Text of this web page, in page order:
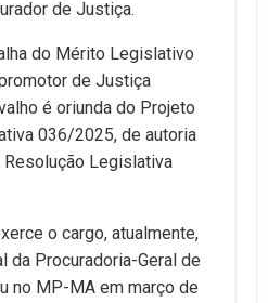
de Justiça.
do Mérito Legislativo
de Justiça
é oriunda do Projeto
036/2025, de autoria
Resolução Legislativa
o cargo, atualmente,
Procuradoria-Geral de
no MP-MA em março de